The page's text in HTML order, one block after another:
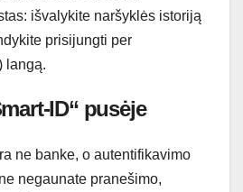
išvalykite naršyklės istoriją
prisijungti per
langą.
ID“ pusėje
ne banke, o autentifikavimo
negaunate pranešimo,